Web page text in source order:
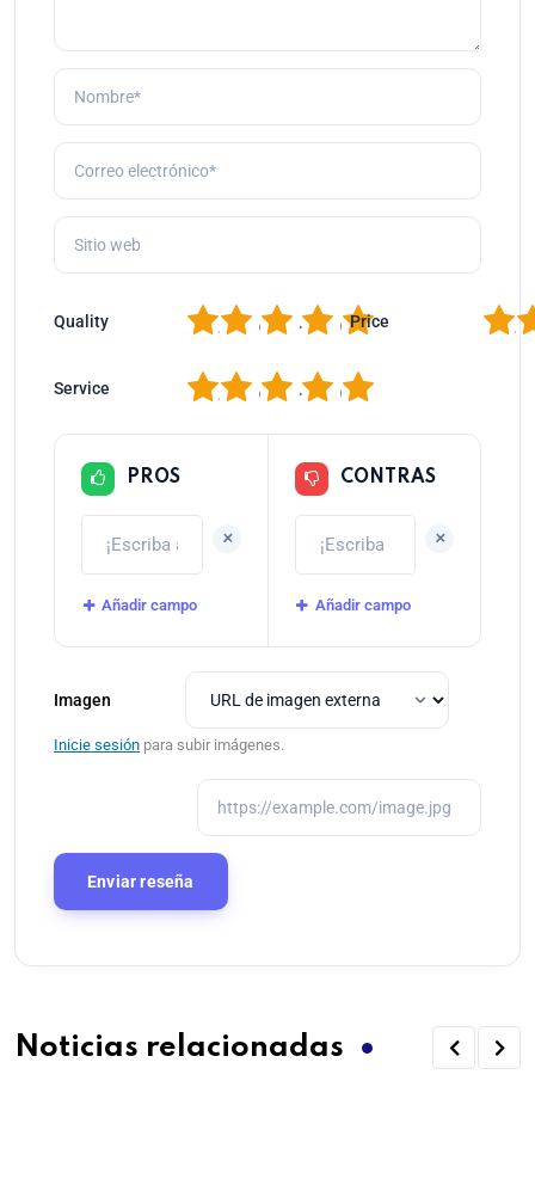
Quality 5
4
3
2 Price 2
Service 5
4
3
2
PROS
+
Añadir campo
CONTRAS
+
Añadir campo
Imagen
Inicie sesión para subir imágenes.
Noticias relacionadas